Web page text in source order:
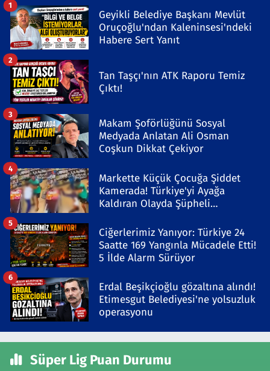
Geyikli Belediye Başkanı Mevlüt
Oruçoğlu'ndan Kaleninsesi'ndeki
Habere Sert Yanıt
1
Tan Taşçı'nın ATK Raporu Temiz
Çıktı!
2
Makam Şoförlüğünü Sosyal
Medyada Anlatan Ali Osman
Coşkun Dikkat Çekiyor
3
Markette Küçük Çocuğa Şiddet
Kamerada! Türkiye'yi Ayağa
Kaldıran Olayda Şüpheli
4
Ciğerlerimiz Yanıyor: Türkiye 24
Saatte 169 Yangınla Mücadele Etti!
5 İlde Alarm Sürüyor
5
Erdal Beşikçioğlu gözaltına alındı!
Etimesgut Belediyesi'ne yolsuzluk
operasyonu
6
Süper Lig Puan Durumu